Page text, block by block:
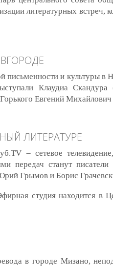
литературных встреч,
письменности и культуры в
Клаудиа Скандура
Евгений
ЛИТЕРАТУРЕ
– сетевое
передач станут писатели
Грымов и Борис
студия находится в
в городе Мизано,